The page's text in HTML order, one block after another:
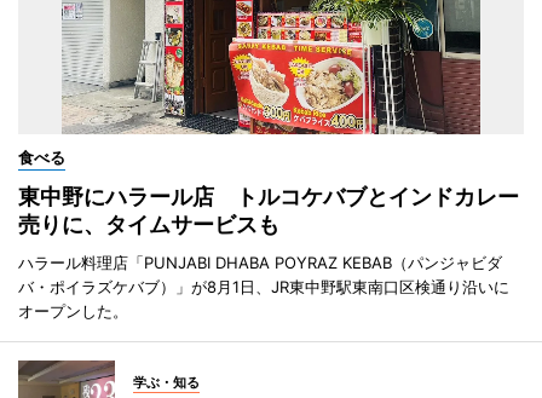
食べる
東中野にハラール店 トルコケバブとインドカレー
売りに、タイムサービスも
ハラール料理店「PUNJABI DHABA POYRAZ KEBAB（パンジャビダ
バ・ポイラズケバブ）」が8月1日、JR東中野駅東南口区検通り沿いに
オープンした。
学ぶ・知る